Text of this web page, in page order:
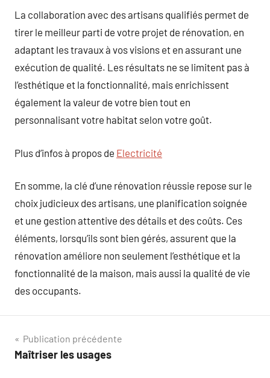
La collaboration avec des artisans qualifiés permet de
tirer le meilleur parti de votre projet de rénovation, en
adaptant les travaux à vos visions et en assurant une
exécution de qualité. Les résultats ne se limitent pas à
l’esthétique et la fonctionnalité, mais enrichissent
également la valeur de votre bien tout en
personnalisant votre habitat selon votre goût.
Plus d’infos à propos de Electricité
En somme, la clé d’une rénovation réussie repose sur le
choix judicieux des artisans, une planification soignée
et une gestion attentive des détails et des coûts. Ces
éléments, lorsqu’ils sont bien gérés, assurent que la
rénovation améliore non seulement l’esthétique et la
fonctionnalité de la maison, mais aussi la qualité de vie
des occupants.
Navigation
de
Publication précédente
Maîtriser les usages